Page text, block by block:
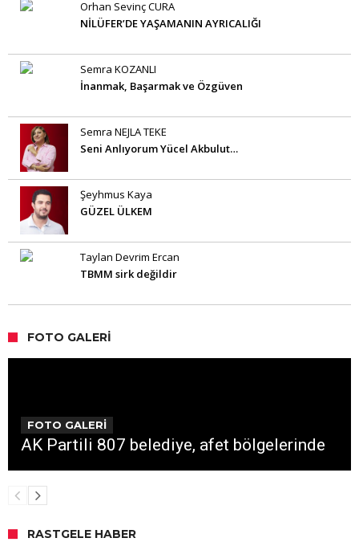
Orhan Sevinç CURA
NİLÜFER’DE YAŞAMANIN AYRICALIĞI
Semra KOZANLI
İnanmak, Başarmak ve Özgüven
Semra NEJLA TEKE
Seni Anlıyorum Yücel Akbulut…
Şeyhmus Kaya
GÜZEL ÜLKEM
Taylan Devrim Ercan
TBMM sirk değildir
FOTO GALERI
FOTO GALERİ
AK Partili 807 belediye, afet bölgelerinde
RASTGELE HABER